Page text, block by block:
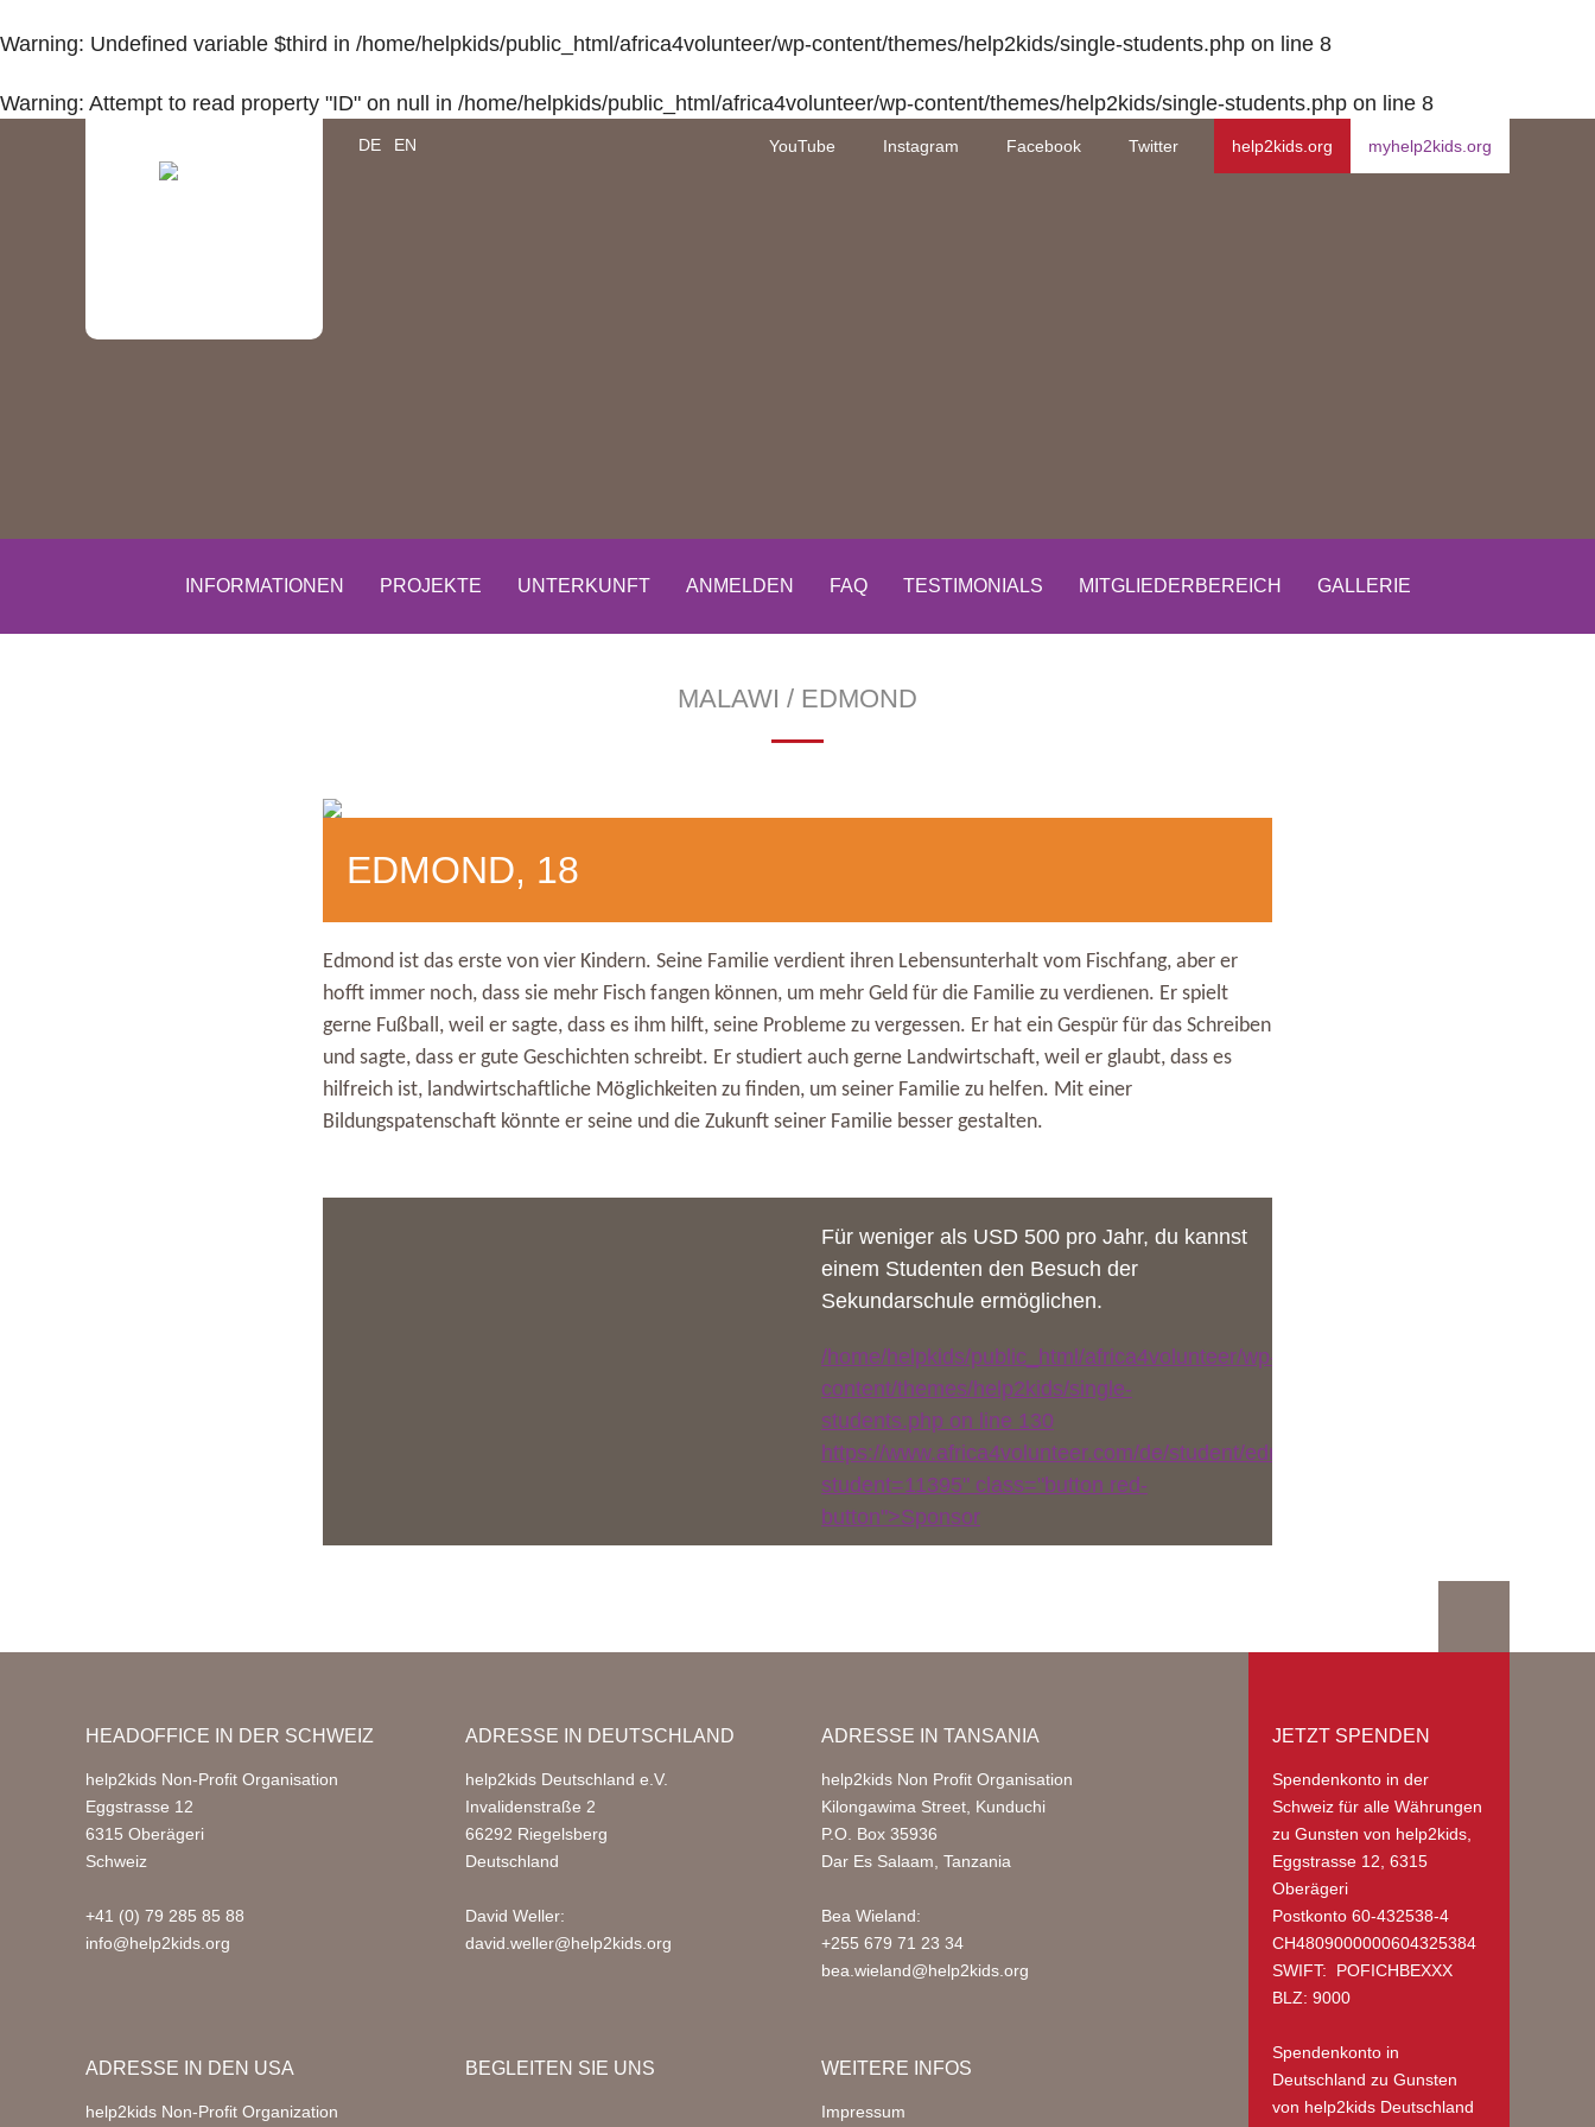
Warning: Undefined variable $third in /home/helpkids/public_html/africa4volunteer/wp-content/themes/help2kids/single-students.php on line 8
Warning: Attempt to read property "ID" on null in /home/helpkids/public_html/africa4volunteer/wp-content/themes/help2kids/single-students.php on line 8
DE EN YouTube Instagram Facebook Twitter help2kids.org myhelp2kids.org
INFORMATIONEN PROJEKTE UNTERKUNFT ANMELDEN FAQ TESTIMONIALS MITGLIEDERBEREICH GALLERIE
MALAWI / EDMOND
—
EDMOND, 18
Edmond ist das erste von vier Kindern. Seine Familie verdient ihren Lebensunterhalt vom Fischfang, aber er
hofft immer noch, dass sie mehr Fisch fangen können, um mehr Geld für die Familie zu verdienen. Er spielt
gerne Fußball, weil er sagte, dass es ihm hilft, seine Probleme zu vergessen. Er hat ein Gespür für das Schreiben
und sagte, dass er gute Geschichten schreibt. Er studiert auch gerne Landwirtschaft, weil er glaubt, dass es
hilfreich ist, landwirtschaftliche Möglichkeiten zu finden, um seiner Familie zu helfen. Mit einer
Bildungspatenschaft könnte er seine und die Zukunft seiner Familie besser gestalten.
Für weniger als USD 500 pro Jahr, du kannst
einem Studenten den Besuch der
Sekundarschule ermöglichen.
/home/helpkids/public_html/africa4volunteer/wp-
content/themes/help2kids/single-
students.php on line 130
https://www.africa4volunteer.com/de/student/edmond/?
student=11395" class="button red-
button">Sponsor
HEADOFFICE IN DER SCHWEIZ
help2kids Non-Profit Organisation
Eggstrasse 12
6315 Oberägeri
Schweiz
+41 (0) 79 285 85 88
info@help2kids.org
ADRESSE IN DEN USA
help2kids Non-Profit Organization
ADRESSE IN DEUTSCHLAND
help2kids Deutschland e.V.
Invalidenstraße 2
66292 Riegelsberg
Deutschland
David Weller:
david.weller@help2kids.org
BEGLEITEN SIE UNS
ADRESSE IN TANSANIA
help2kids Non Profit Organisation
Kilongawima Street, Kunduchi
P.O. Box 35936
Dar Es Salaam, Tanzania
Bea Wieland:
+255 679 71 23 34
bea.wieland@help2kids.org
WEITERE INFOS
Impressum
JETZT SPENDEN
Spendenkonto in der
Schweiz für alle Währungen
zu Gunsten von help2kids,
Eggstrasse 12, 6315
Oberägeri
Postkonto 60-432538-4
CH4809000000604325384
SWIFT: POFICHBEXXX
BLZ: 9000
Spendenkonto in
Deutschland zu Gunsten
von help2kids Deutschland